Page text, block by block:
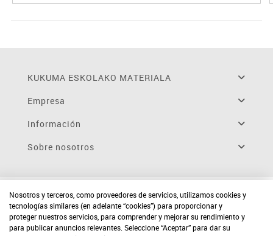
KUKUMA ESKOLAKO MATERIALA
Empresa
Información
Sobre nosotros
Nosotros y terceros, como proveedores de servicios, utilizamos cookies y
tecnologías similares (en adelante “cookies”) para proporcionar y
proteger nuestros servicios, para comprender y mejorar su rendimiento y
para publicar anuncios relevantes. Seleccione “Aceptar” para dar su